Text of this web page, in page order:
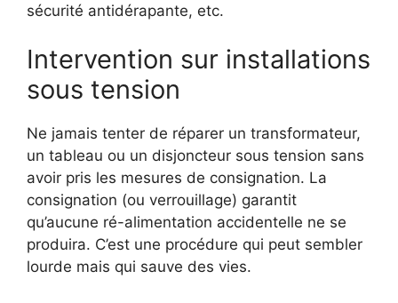
sécurité antidérapante, etc.
Intervention sur installations
sous tension
Ne jamais tenter de réparer un transformateur,
un tableau ou un disjoncteur sous tension sans
avoir pris les mesures de consignation. La
consignation (ou verrouillage) garantit
qu’aucune ré-alimentation accidentelle ne se
produira. C’est une procédure qui peut sembler
lourde mais qui sauve des vies.